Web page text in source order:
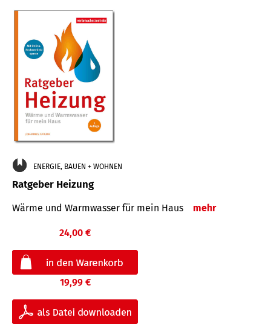
ENERGIE, BAUEN + WOHNEN
Ratgeber Heizung
Wärme und Warmwasser für mein Haus mehr
24,00 €
19,99 €